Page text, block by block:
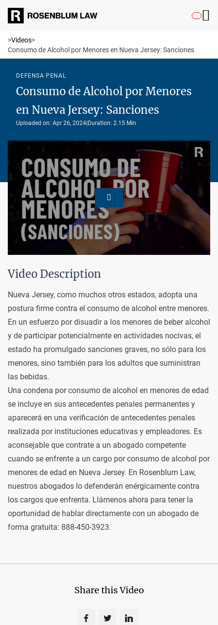
>Videos>
Consumo de Alcohol por Menores en Nueva Jersey: Sanciones
DEFENSA PENAL
Consumo de Alcohol por Menores
en Nueva Jersey: Sanciones
Uploaded on: Apr 26, 2024 Duration: 2.15 Min
Video Description
Nueva Jersey, como muchos otros estados, adopta una
postura firme contra el consumo de alcohol entre menores.
En un esfuerzo por disuadir a los menores de beber alcohol
y de participar potencialmente en actividades nocivas, el
estado ha promulgado sanciones graves, no sólo para los
menores, sino también para los adultos que suministran
las bebidas.
Una condena por consumo de alcohol en menores de edad
se incluye en sus antecedentes penales permanentes y
aparecerá en una verificación de antecedentes penales
realizada por instituciones educativas y empleadores. Es
aconsejable que contrate a un abogado competente
cuando se enfrente a un cargo por consumo de alcohol por
menores de edad en Nueva Jersey. En Rosenblum Law,
nuestros abogados lo defenderán enérgicamente contra
los cargos que enfrenta. Llámenos ahora para tener la
oportunidad de hablar directamente con un abogado de
forma gratuita: 888-450-3923.
Share this Video